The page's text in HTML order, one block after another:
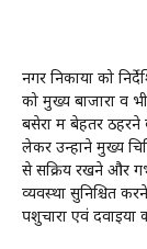
नगर निकायों को
को मुख्य बाजारों व
बसेरों में बेहतर ठहरने
लेकर उन्होंने मुख्य
से सक्रिय रखने और
व्यवस्था सुनिश्चित
पशुचारा एवं दवाइयों